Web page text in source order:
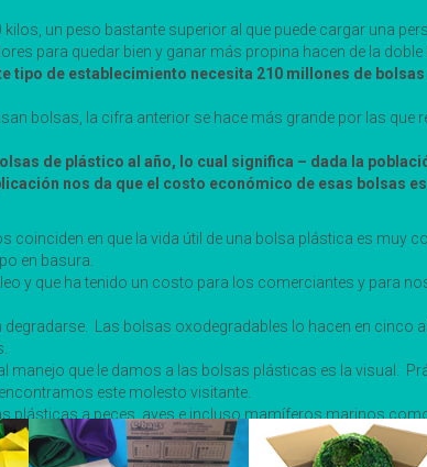
kilos, un peso bastante superior al que puede cargar una
para quedar bien y ganar más propina hacen de la
tipo de establecimiento necesita 210 millones de
bolsas, la cifra anterior se hace más grande por las
de plástico al año, lo cual significa – dada la
nos da que el costo económico de esas bolsas
coinciden en que la vida útil de una bolsa plástica es muy
en basura.
y que ha tenido un costo para los comerciantes y para
Las bolsas oxodegradables lo hacen en
que le damos a las bolsas plásticas es la visual.
este molesto visitante.
plásticas a peces, aves e incluso mamíferos marinos
uno de los alimentos de las tortugas marinas, las